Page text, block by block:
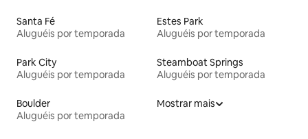
Santa Fé
Aluguéis por temporada
Estes Park
Aluguéis por temporada
Park City
Aluguéis por temporada
Steamboat Springs
Aluguéis por temporada
Boulder
Aluguéis por temporada
Mostrar mais